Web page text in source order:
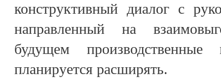
конструктивный диалог с
направленный на
будущем производственные
планируется расширять.